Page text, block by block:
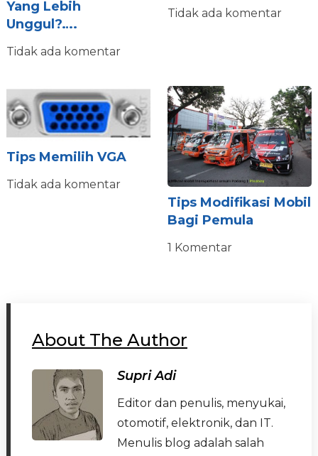
Yang Lebih
Unggul?….
Tidak ada komentar
Tidak ada komentar
Tips Memilih VGA
Tidak ada komentar
Tips Modifikasi Mobil
Bagi Pemula
1 Komentar
About The Author
Supri Adi
Editor dan penulis, menyukai,
otomotif, elektronik, dan IT.
Menulis blog adalah salah